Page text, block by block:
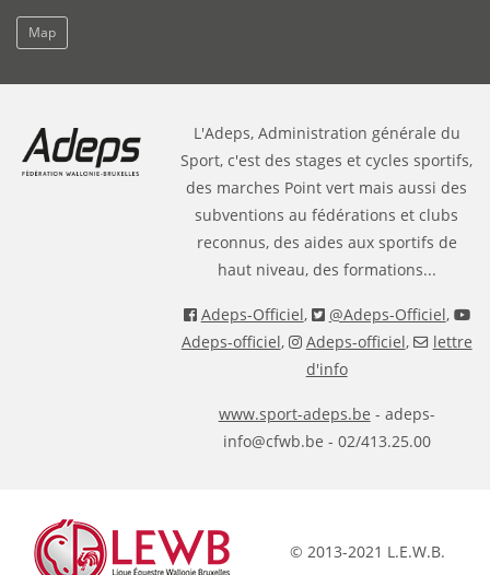
Map
L'Adeps, Administration générale du
Sport, c'est des stages et cycles sportifs,
des marches Point vert mais aussi des
subventions au fédérations et clubs
reconnus, des aides aux sportifs de
haut niveau, des formations...
Adeps-Officiel, @Adeps-Officiel,
Adeps-officiel, Adeps-officiel,
lettre
d'info
www.sport-adeps.be - adeps-
info@cfwb.be - 02/413.25.00
© 2013-2021 L.E.W.B.